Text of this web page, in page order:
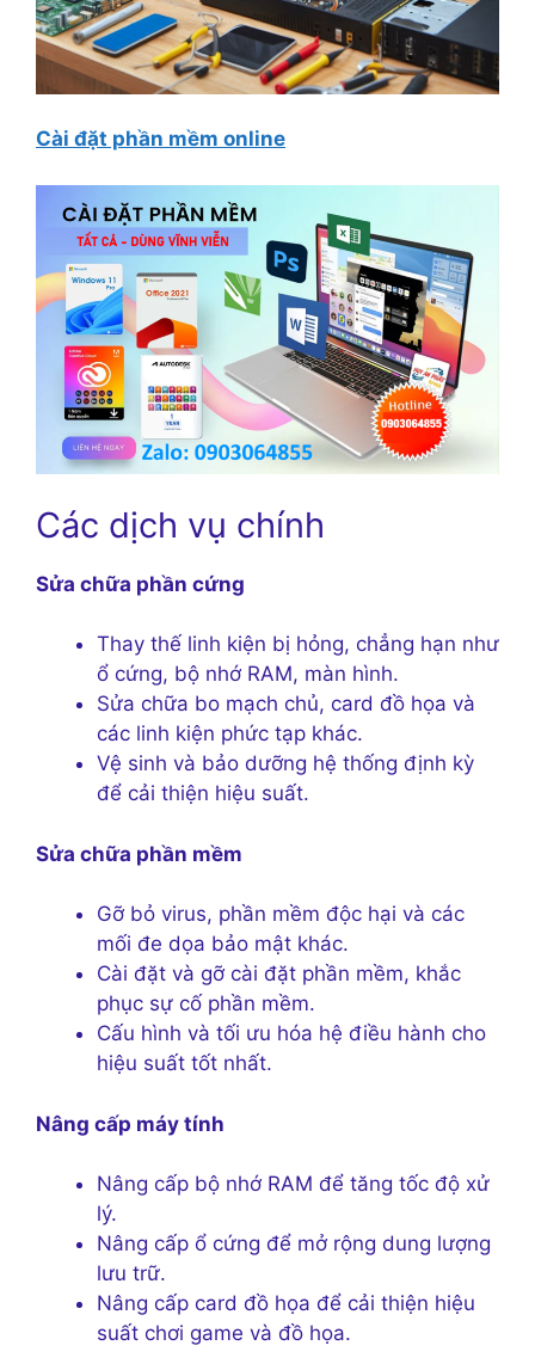
Cài đặt phần mềm online
Các dịch vụ chính
Sửa chữa phần cứng
Thay thế linh kiện bị hỏng, chẳng hạn như
ổ cứng, bộ nhớ RAM, màn hình.
Sửa chữa bo mạch chủ, card đồ họa và
các linh kiện phức tạp khác.
Vệ sinh và bảo dưỡng hệ thống định kỳ
để cải thiện hiệu suất.
Sửa chữa phần mềm
Gỡ bỏ virus, phần mềm độc hại và các
mối đe dọa bảo mật khác.
Cài đặt và gỡ cài đặt phần mềm, khắc
phục sự cố phần mềm.
Cấu hình và tối ưu hóa hệ điều hành cho
hiệu suất tốt nhất.
Nâng cấp máy tính
Nâng cấp bộ nhớ RAM để tăng tốc độ xử
lý.
Nâng cấp ổ cứng để mở rộng dung lượng
lưu trữ.
Nâng cấp card đồ họa để cải thiện hiệu
suất chơi game và đồ họa.